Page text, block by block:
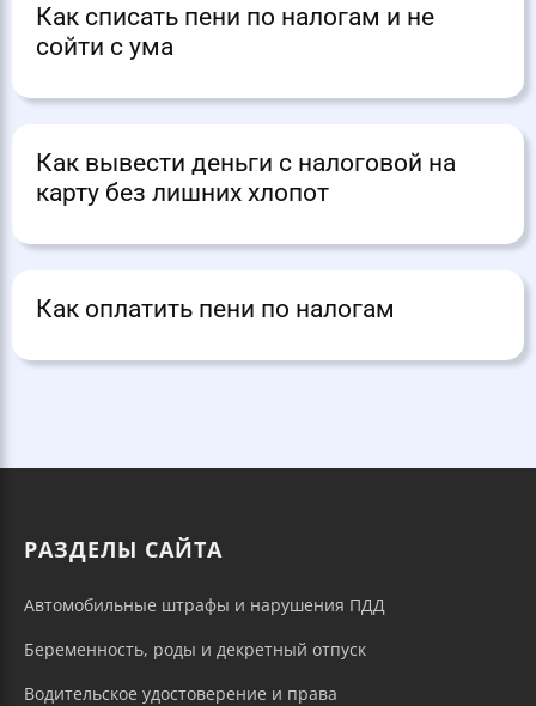
Как списать пени по налогам и не
сойти с ума
Как вывести деньги с налоговой на
карту без лишних хлопот
Как оплатить пени по налогам
РАЗДЕЛЫ САЙТА
Автомобильные штрафы и нарушения ПДД
Беременность, роды и декретный отпуск
Водительское удостоверение и права